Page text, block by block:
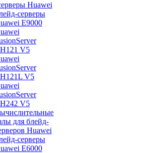
Huawei
серверы
E9000
V5
V5
V5
для блейд-
Huawei
серверы
E6000